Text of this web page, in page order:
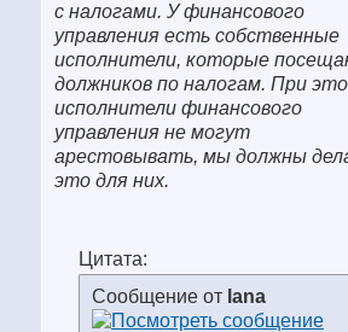
с налогами. У финансового
управления есть собственные
исполнители, которые
должников по налогам. При
исполнители финансового
управления не могут
арестовывать, мы должны
это для них.
Цитата:
Сообщение от lana